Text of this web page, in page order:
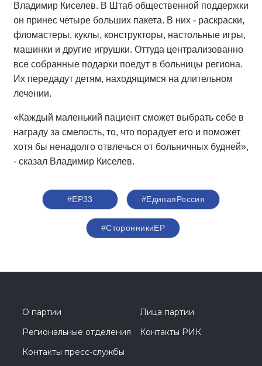
Владимир Киселев. В Штаб общественной поддержки
он принес четыре больших пакета. В них - раскраски,
фломастеры, куклы, конструкторы, настольные игры,
машинки и другие игрушки. Оттуда централизованно
все собранные подарки поедут в больницы региона.
Их передадут детям, находящимся на длительном
лечении.
«Каждый маленький пациент сможет выбрать себе в
награду за смелость, то, что порадует его и поможет
хотя бы ненадолго отвлечься от больничных будней»,
- сказал Владимир Киселев.
#ЕР33 #ЕдинаяРоссия
#СторонникиЕР
О партии
Лица партии
Региональные отделения
Контакты РИК
Контакты пресс-службы